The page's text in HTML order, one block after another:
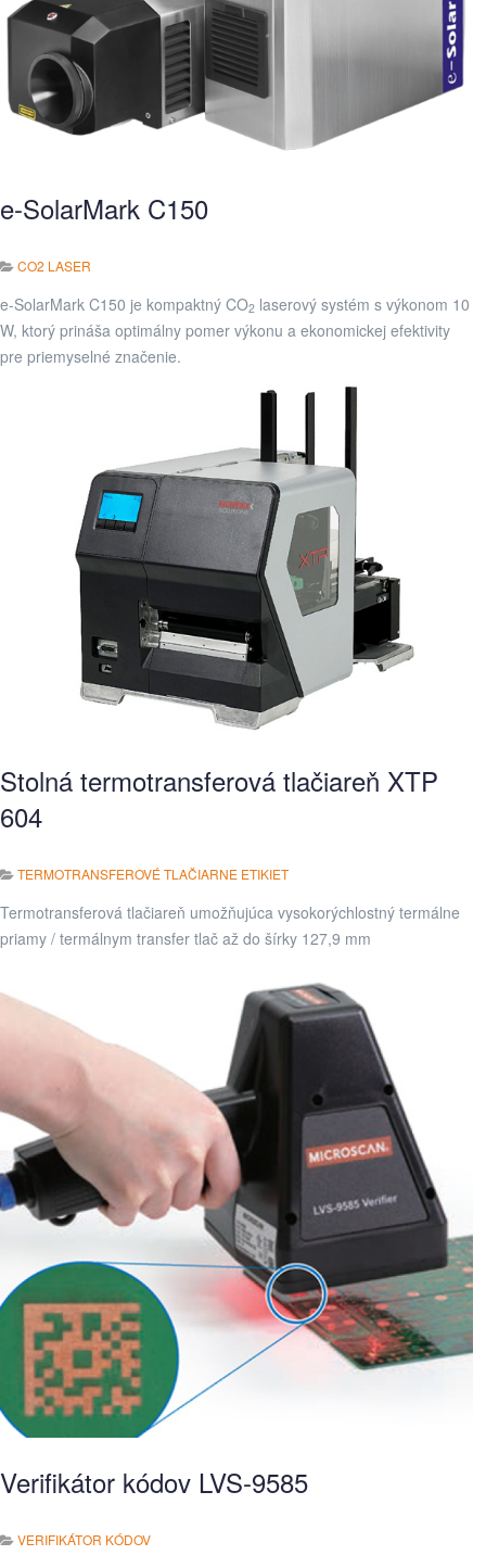
e-SolarMark C150
CO2 LASER
e-SolarMark C150 je kompaktný CO2 laserový systém s výkonom 10
W, ktorý prináša optimálny pomer výkonu a ekonomickej efektivity
pre priemyselné značenie.
Stolná termotransferová tlačiareň XTP
604
TERMOTRANSFEROVÉ TLAČIARNE ETIKIET
Termotransferová tlačiareň umožňujúca vysokorýchlostný termálne
priamy / termálnym transfer tlač až do šírky 127,9 mm
Verifikátor kódov LVS-9585
VERIFIKÁTOR KÓDOV